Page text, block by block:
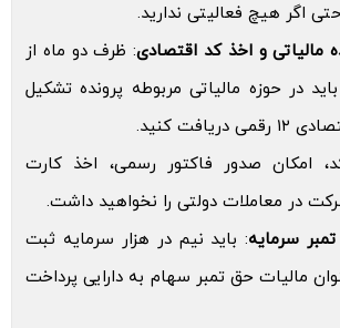
اگر هیچ فعالیتی ندارید.
مالیاتی و اخذ کد اقتصادی: ظرف دو ماه از
در حوزه مالیاتی مربوطه پرونده تشکیل
کنید.
امکان صدور فاکتور رسمی، اخذ کارت
در معاملات دولتی را نخواهید داشت.
سرمایه: باید نیم در هزار سرمایه ثبت
مالیات حق تمبر سهام به دارایی پرداخت